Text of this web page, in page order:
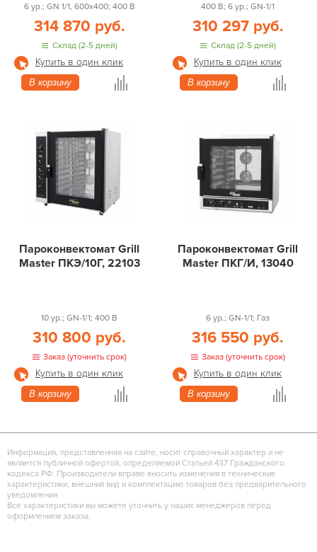
6 ур.; GN 1/1, 600x400; 400 В
314 870 руб.
Склад (2-5 дней)
Купить в один клик
В корзину
400 В; 6 ур.; GN-1/1
310 297 руб.
Склад (2-5 дней)
Купить в один клик
В корзину
Пароконвектомат Grill
Master ПКЭ/10Г, 22103
10 ур.; GN-1/1; 400 В
310 800 руб.
Заказ (уточнить срок)
Купить в один клик
В корзину
Пароконвектомат Grill
Master ПКГ/И, 13040
6 ур.; GN-1/1; Газ
316 550 руб.
Заказ (уточнить срок)
Купить в один клик
В корзину
Информация, представленная на сайте, носит справочный характер и не
является публичной офертой, определяемой Статьей 437 Гражданского
кодекса РФ. Производители вправе вносить изменения в технические
характеристики, внешний вид и комплектацию товаров без предварительного
уведомления.
Все характеристики вы можете уточнить у наших менеджеров перед
оформлением заказа.